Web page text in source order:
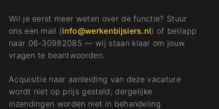
Wil je eerst meer weten over de functie? Stuur
ons een mail (info@werkenbijsiers.nl) of bel/app
naar 06-30982085 — wij staan klaar om jouw
vragen te beantwoorden.
Acquisitie naar aanleiding van deze vacature
wordt niet op prijs gesteld; dergelijke
inzendingen worden niet in behandeling